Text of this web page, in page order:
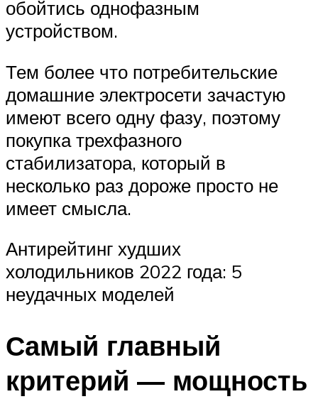
обойтись однофазным
устройством.
Тем более что потребительские
домашние электросети зачастую
имеют всего одну фазу, поэтому
покупка трехфазного
стабилизатора, который в
несколько раз дороже просто не
имеет смысла.
Антирейтинг худших
холодильников 2022 года: 5
неудачных моделей
Самый главный
критерий — мощность